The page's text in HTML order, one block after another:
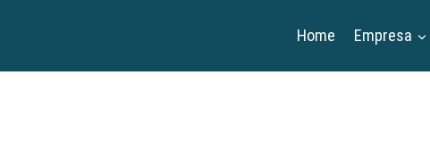
Home Empresa